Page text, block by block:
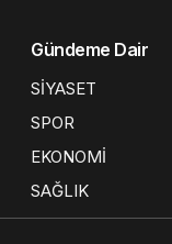
Gündeme Dair
SİYASET
SPOR
EKONOMİ
SAĞLIK